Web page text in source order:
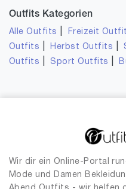
Outfits Kategorien
Alle Outfits Freizeit
Outfits
Herbst Outfits
Outfits
Sport Outfits
Wir dir ein Online-Portal
Mode und Damen